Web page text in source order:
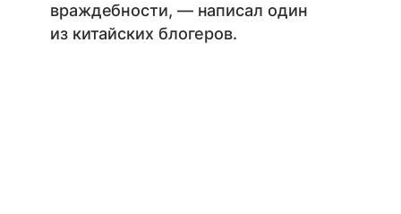
враждебности, — написал один
из китайских блогеров.